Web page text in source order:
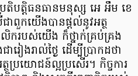
តិបត្តិធនធានមនុស្ស អេ អឹម ខេ
ាពួកយើងបានផ្ដល់នូវអត្ថ
ករបស់យើង ក៏ថ្នាក់គ្រប់គ្រង
រៀងរាល់ថ្ងៃ ដើម្បីប្រាកដថា
រយោជន៍ល្អប្រសើរ។ កិច្ចការ